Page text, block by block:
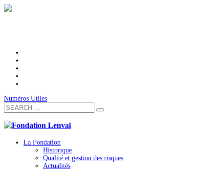
Numéros Utiles
La Fondation
Historique
Qualité et gestion des risques
Actualités